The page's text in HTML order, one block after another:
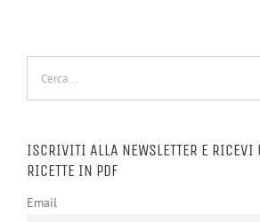
ISCRIVITI ALLA NEWSLETTER E RICEVI
RICETTE IN PDF
Email